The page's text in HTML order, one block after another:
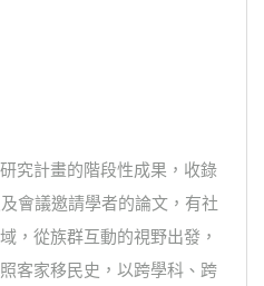
究計畫的階段性成果，收錄
會議邀請學者的論文，有社
，從族群互動的視野出發，
客家移民史，以跨學科、跨